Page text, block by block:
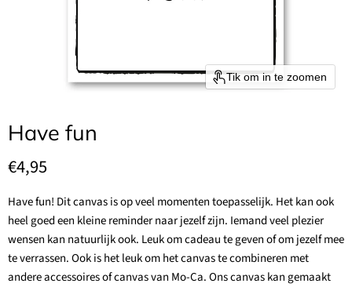
Tik om in te zoomen
Have fun
Huidige prijs
€4,95
Have fun! Dit canvas is op veel momenten toepasselijk. Het kan ook
heel goed een kleine reminder naar jezelf zijn. Iemand veel plezier
wensen kan natuurlijk ook. Leuk om cadeau te geven of om jezelf mee
te verrassen. Ook is het leuk om het canvas te combineren met
andere accessoires of canvas van Mo-Ca. Ons canvas kan gemaakt